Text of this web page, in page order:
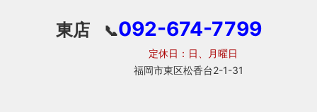
東店 📞092-674-7799
定休日：日、月曜日
福岡市東区松香台2-1-31